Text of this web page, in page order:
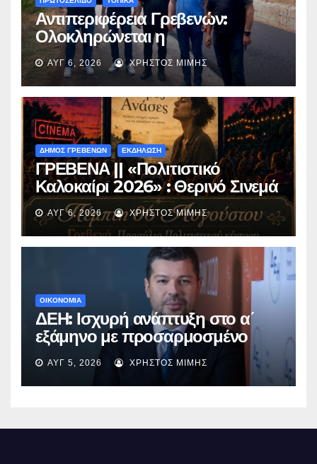
Αντιπεριφέρεια Γρεβενών:
Ολοκληρώνεται η
ασφαλτόστρωση της οδού
Περιβόλι – Αβδέλλα
ΑΥΓ 6, 2026 ΧΡΉΣΤΟΣ ΜΊΜΗΣ
ΔΗΜΟΣ ΓΡΕΒΕΝΩΝ ΕΚΔΗΛΩΣΗ
ΓΡΕΒΕΝΑ || «Πολιτιστικό
Καλοκαίρι 2026» : Θερινό Σινεμά
με την βραβευμένη ταινία
«Μικρές Ανάσες».
ΑΥΓ 6, 2026 ΧΡΉΣΤΟΣ ΜΊΜΗΣ
ΟΙΚΟΝΟΜΙΑ
ΔΕΗ: Ισχυρή ανάπτυξη στο α΄
εξάμηνο με προσαρμοσμένο
EBITDA στα €1,2 δισ.
ΑΥΓ 5, 2026 ΧΡΉΣΤΟΣ ΜΊΜΗΣ